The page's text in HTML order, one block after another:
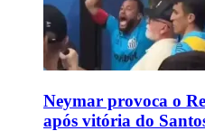
Neymar provoca o
após vitória do